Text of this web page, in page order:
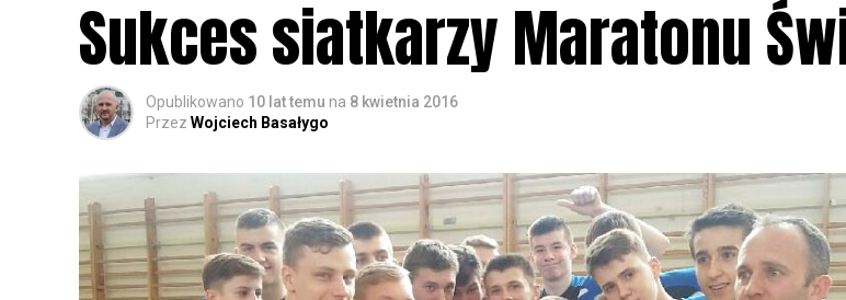
Sukces siatkarzy Maratonu
Opublikowano 10 lat temu na 8 kwietnia 2016
Przez Wojciech Basałygo